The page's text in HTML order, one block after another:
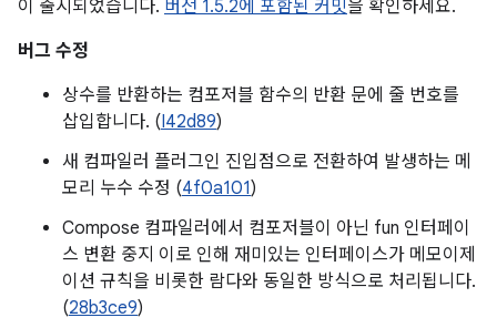
이 출시되었습니다. 버전 1.5.2에 포함된 커밋을 확인하세요.
버그 수정
상수를 반환하는 컴포저블 함수의 반환 문에 줄 번호를
삽입합니다. (I42d89)
새 컴파일러 플러그인 진입점으로 전환하여 발생하는 메
모리 누수 수정 (4f0a101)
Compose 컴파일러에서 컴포저블이 아닌 fun 인터페이
스 변환 중지 이로 인해 재미있는 인터페이스가 메모이제
이션 규칙을 비롯한 람다와 동일한 방식으로 처리됩니다.
(28b3ce9)